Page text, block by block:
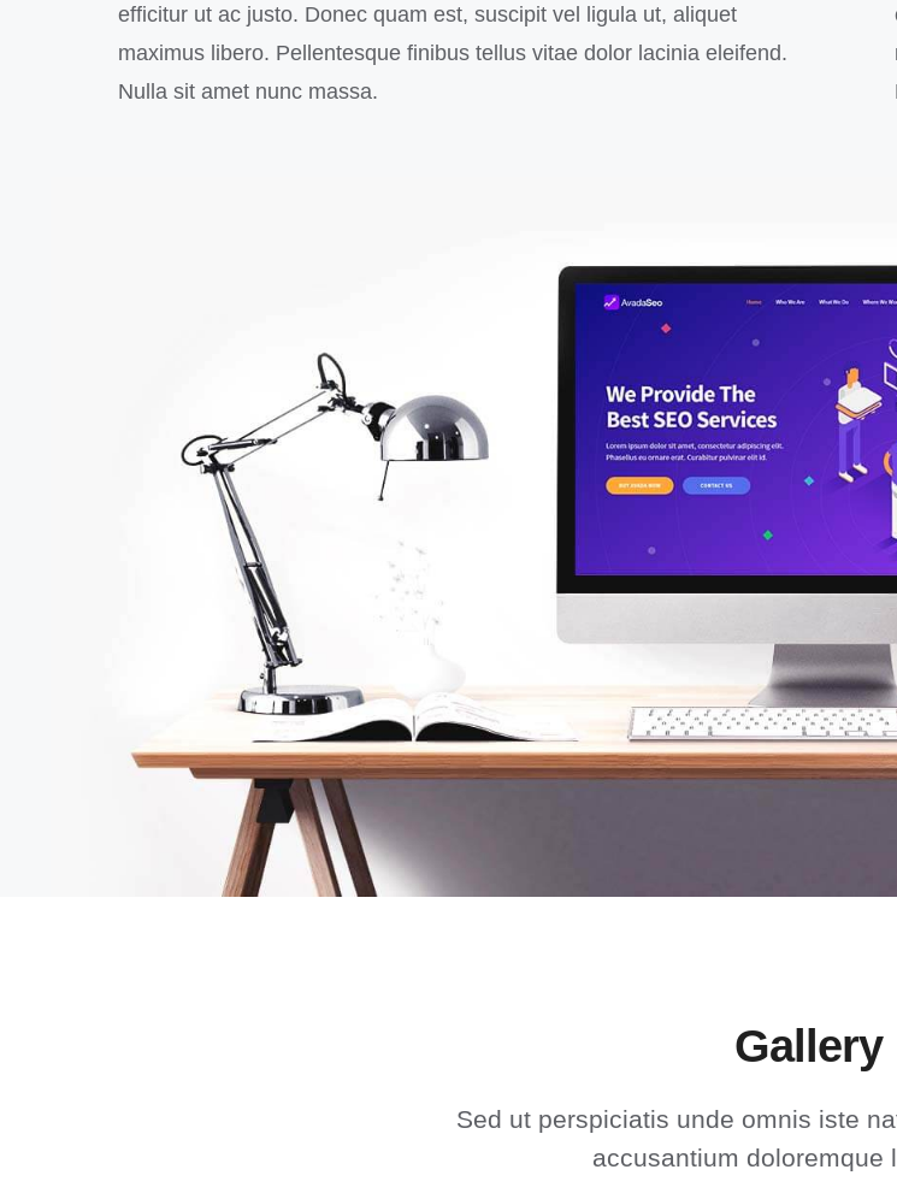
efficitur ut ac justo. Donec quam est, suscipit vel ligula ut, aliquet
maximus libero. Pellentesque finibus tellus vitae dolor lacinia eleifend.
Nulla sit amet nunc massa.
Gallery
Sed ut perspiciatis unde omnis iste
accusantium doloremque